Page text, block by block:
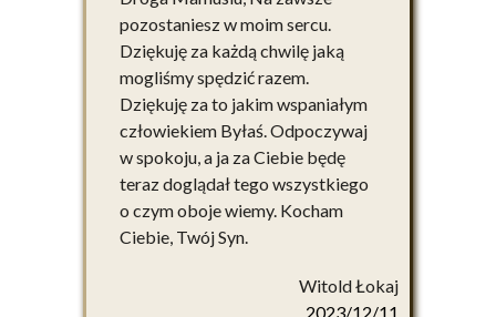
pozostaniesz w moim sercu.
Dziękuję za każdą chwilę jaką
mogliśmy spędzić razem.
Dziękuję za to jakim wspaniałym
człowiekiem Byłaś. Odpoczywaj
w spokoju, a ja za Ciebie będę
teraz doglądał tego wszystkiego
o czym oboje wiemy. Kocham
Ciebie, Twój Syn.
Witold Łokaj
2023/12/11